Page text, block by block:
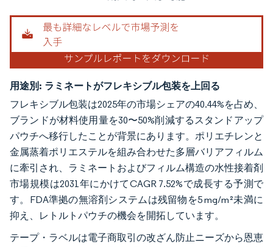
用途別: ラミネートがフレキシブル包装を上回る
フレキシブル包装は2025年の市場シェアの40.44%を占め、
ブランドが材料使用量を30〜50%削減するスタンドアップ
パウチへ移行したことが背景にあります。ポリエチレンと
金属蒸着ポリエステルを組み合わせた多層バリアフィルム
に牽引され、ラミネートおよびフィルム構造の水性接着剤
市場規模は2031年にかけてCAGR 7.52%で成長する予測で
す。FDA準拠の無溶剤システムは残留物を5 mg/m²未満に
抑え、レトルトパウチの機会を開拓しています。
テープ・ラベルは電子商取引の改ざん防止ニーズから恩恵